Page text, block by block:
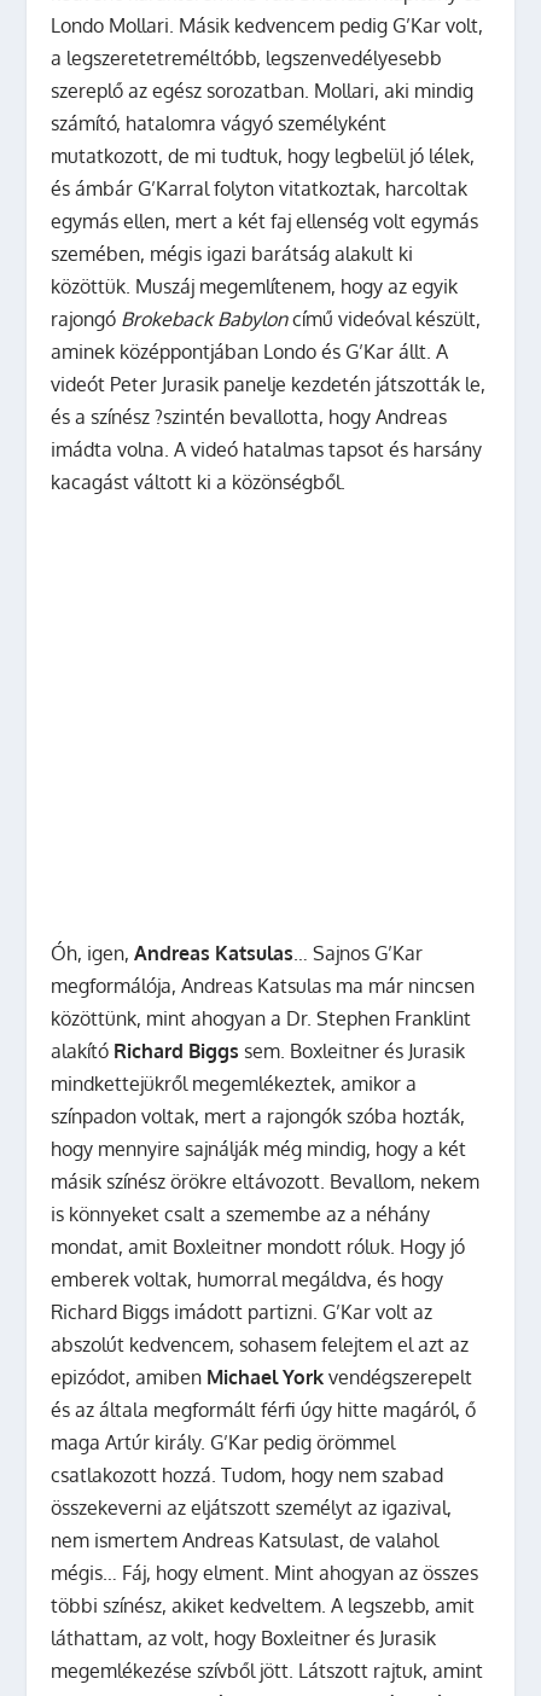
Londo Mollari. Másik kedvencem pedig G’Kar volt,
a legszeretetreméltóbb, legszenvedélyesebb
szereplő az egész sorozatban. Mollari, aki mindig
számító, hatalomra vágyó személyként
mutatkozott, de mi tudtuk, hogy legbelül jó lélek,
és ámbár G’Karral folyton vitatkoztak, harcoltak
egymás ellen, mert a két faj ellenség volt egymás
szemében, mégis igazi barátság alakult ki
közöttük. Muszáj megemlítenem, hogy az egyik
rajongó Brokeback Babyloncímű videóval készült,
aminek középpontjában Londo és G’Kar állt. A
videót Peter Jurasik panelje kezdetén játszották le,
és a színész ?szintén bevallotta, hogy Andreas
imádta volna. A videó hatalmas tapsot és harsány
kacagást váltott ki a közönségből.
Óh, igen,Andreas Katsulas… Sajnos G’Kar
megformálója, Andreas Katsulas ma már nincsen
közöttünk, mint ahogyan a Dr. Stephen Franklint
alakító Richard Biggs sem. Boxleitner és Jurasik
mindkettejükről megemlékeztek, amikor a
színpadon voltak, mert a rajongók szóba hozták,
hogy mennyire sajnálják még mindig, hogy a két
másik színész örökre eltávozott. Bevallom, nekem
is könnyeket csalt a szemembe az a néhány
mondat, amit Boxleitner mondott róluk. Hogy jó
emberek voltak, humorral megáldva, és hogy
Richard Biggs imádott partizni. G’Kar volt az
abszolút kedvencem, sohasem felejtem el azt az
epizódot, amiben Michael York vendégszerepelt
és az általa megformált férfi úgy hitte magáról, ő
maga Artúr király. G’Kar pedig örömmel
csatlakozott hozzá. Tudom, hogy nem szabad
összekeverni az eljátszott személyt az igazival,
nem ismertem Andreas Katsulast, de valahol
mégis… Fáj, hogy elment. Mint ahogyan az összes
többi színész, akiket kedveltem. A legszebb, amit
láthattam, az volt, hogy Boxleitner és Jurasik
megemlékezése szívből jött. Látszott rajtuk, amint